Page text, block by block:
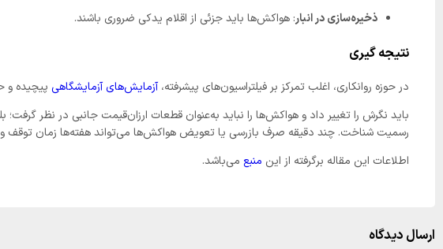
ذخیره‌سازی در انبار: هواکش‌ها باید جزئی از اقلام یدکی ضروری باشند.
نتیجه گیری
در حوزه روانکاری، اغلب تمرکز بر فیلتراسیون‌های پیشرفته،آزمایش‌های آزمایشگاهی پیچیده
باید نگرش را تغییر داد و هواکش‌ها را نباید به‌عنوان قطعات ارزان‌قیمت جانبی در نظر
رسمیت شناخت. چند دقیقه صرف بازرسی یا تعویض هواکش‌ها می‌تواند هفته‌ها زمان توقف و
اطلاعات این مقاله برگرفته از این منبع می‌باشد.
ارسال دیدگاه